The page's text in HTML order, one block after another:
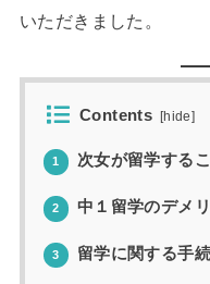
いただきました。
Contents [hide]
1 次女が留学する
2 中１留学のデメ
3 留学に関する手